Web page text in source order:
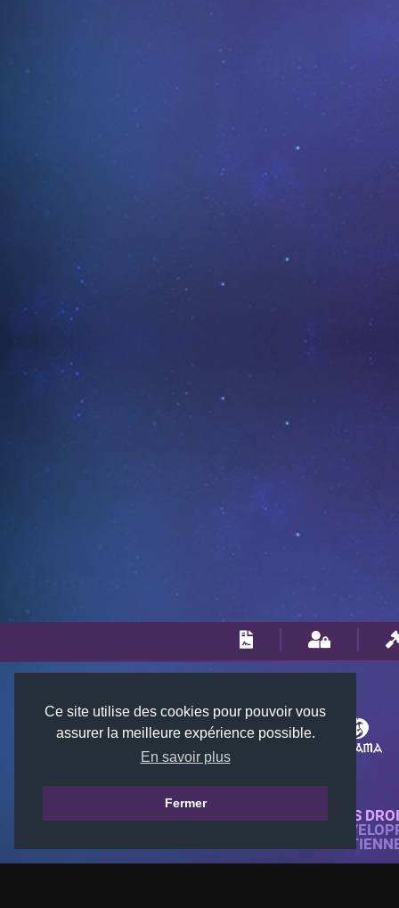
Ce site utilise des cookies pour pouvoir vous
assurer la meilleure expérience possible.
En savoir plus
Fermer
© 2018-2026 KTARENA. TOUS
SITE WEB ENTIÈREMENT
TOUTES LES IMAGES